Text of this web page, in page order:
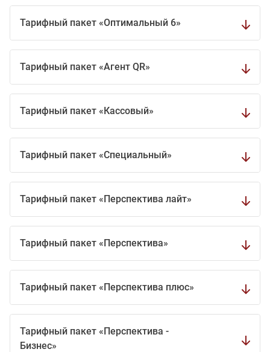
Тарифный пакет «Оптимальный 6»
Тарифный пакет «Агент QR»
Тарифный пакет «Кассовый»
Тарифный пакет «Специальный»
Тарифный пакет «Перспектива лайт»
Тарифный пакет «Перспектива»
Тарифный пакет «Перспектива плюс»
Тарифный пакет «Перспектива -
Бизнес»